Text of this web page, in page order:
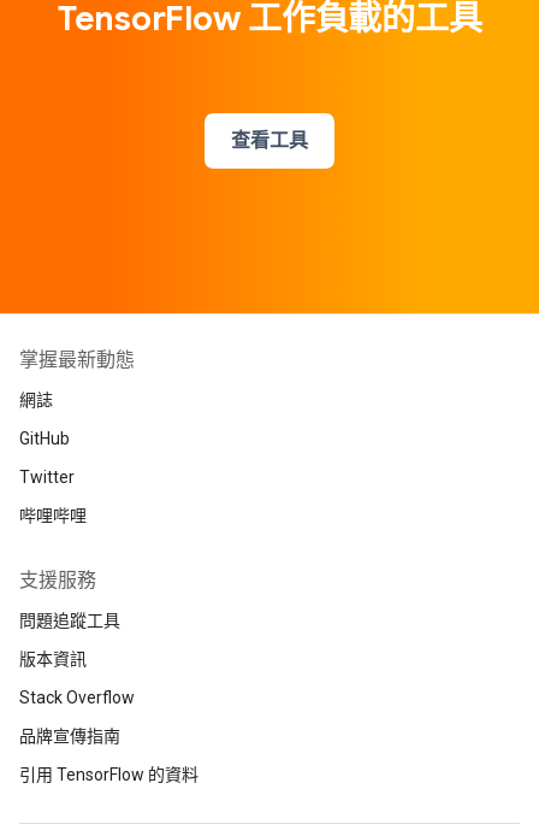
TensorFlow 工作負載的工具
查看工具
掌握最新動態
網誌
GitHub
Twitter
哔哩哔哩
支援服務
問題追蹤工具
版本資訊
Stack Overflow
品牌宣傳指南
引用 TensorFlow 的資料